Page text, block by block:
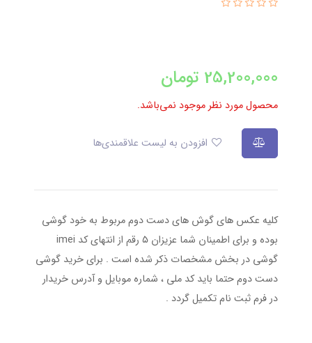
25,200,000 تومان
محصول مورد نظر موجود نمی‌باشد.
کلیه عکس های گوش های دست دوم مربوط به خود گوشی
بوده و برای اطمینان شما عزیزان ۵ رقم از انتهای کد imei
گوشی در بخش مشخصات ذکر شده است . برای خرید گوشی
دست دوم حتما باید کد ملی ، شماره موبایل و آدرس خریدار
در فرم ثبت نام تکمیل گردد .